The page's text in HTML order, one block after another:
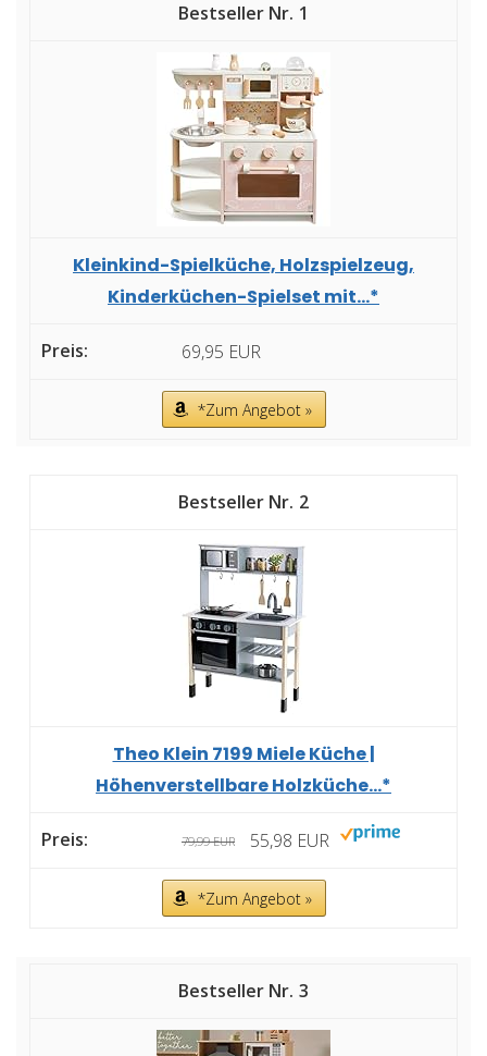
1
Kleinkind-Spielküche, Holzspielzeug,
Kinderküchen-Spielset mit...*
69,95 EUR
*Zum Angebot »
2
Theo Klein 7199 Miele Küche |
Höhenverstellbare Holzküche...*
79,99 EUR 55,98 EUR
*Zum Angebot »
3